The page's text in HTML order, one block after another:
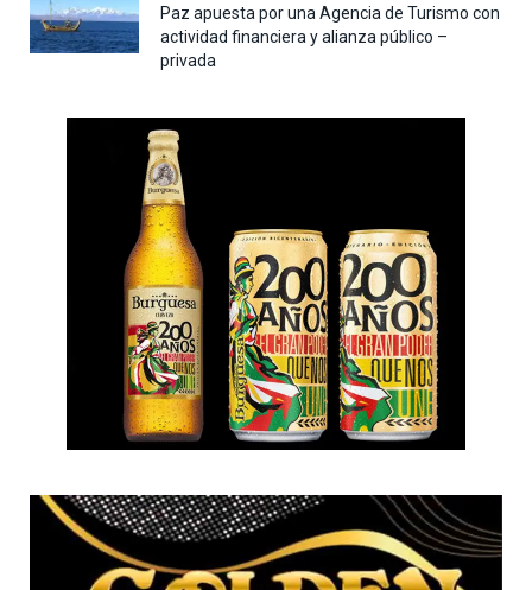
Paz apuesta por una Agencia de Turismo con
actividad financiera y alianza público –
privada